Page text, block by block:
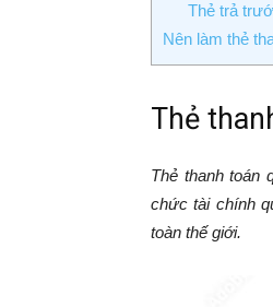
Thẻ trả
Nên làm thẻ
Thẻ
Thẻ thanh toán
chức tài chính
toàn thế giới.